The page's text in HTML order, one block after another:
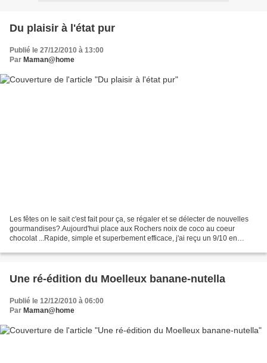
Du plaisir à l'état pur
Publié le 27/12/2010 à 13:00
Par Maman@home
Les fêtes on le sait c'est fait pour ça, se régaler et se délecter de nouvelles
gourmandises?.Aujourd'hui place aux Rochers noix de coco au coeur
chocolat ...Rapide, simple et superbement efficace, j'ai reçu un 9/10 en
Une ré-édition du Moelleux banane-nutella
Publié le 12/12/2010 à 06:00
Par Maman@home